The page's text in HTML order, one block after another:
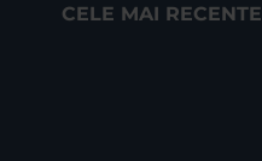
CELE MAI RECENTE